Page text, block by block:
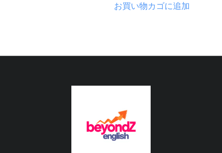
お買い物カゴに追加